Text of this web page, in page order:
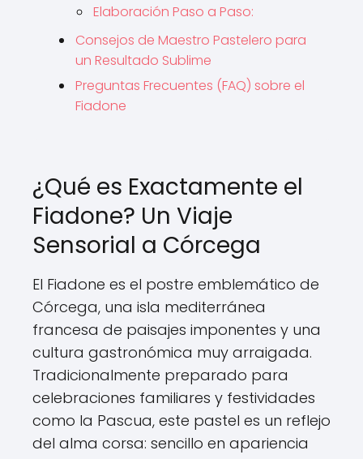
Elaboración Paso a Paso:
Consejos de Maestro Pastelero para
un Resultado Sublime
Preguntas Frecuentes (FAQ) sobre el
Fiadone
¿Qué es Exactamente el
Fiadone? Un Viaje
Sensorial a Córcega
El Fiadone es el postre emblemático de
Córcega, una isla mediterránea
francesa de paisajes imponentes y una
cultura gastronómica muy arraigada.
Tradicionalmente preparado para
celebraciones familiares y festividades
como la Pascua, este pastel es un reflejo
del alma corsa: sencillo en apariencia